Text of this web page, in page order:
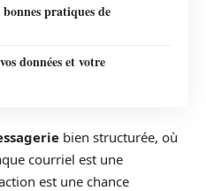
pratiques de
données et votre
bien structurée, où
courriel est une
est une chance